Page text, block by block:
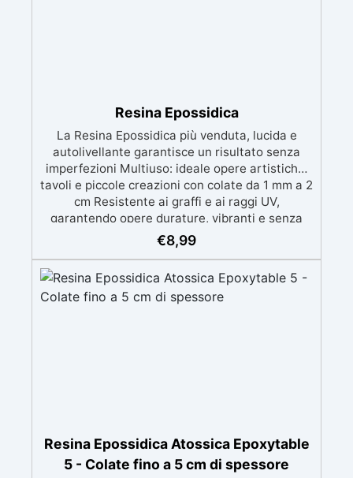
Resina Epossidica
La Resina Epossidica più venduta, lucida e
autolivellante garantisce un risultato senza
imperfezioni Multiuso: ideale opere artistiche,
tavoli e piccole creazioni con colate da 1 mm a 2
cm Resistente ai graffi e ai raggi UV,
garantendo opere durature, vibranti e senza
ingiallimenti nel tempo Bassa viscosità e
formula anti-bolle per risultati impeccabili,
Certificata Atossica post catalisi per contatto
con la pelle, BPA free e VoC Free
€8,99
Resina Epossidica Atossica Epoxytable
5 - Colate fino a 5 cm di spessore